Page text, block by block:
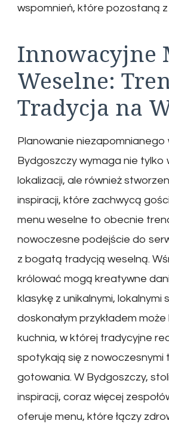
wspomnień, które pozostaną
Innowacyjne
Weselne:
Tradycja na
Planowanie niezapomnianego
Bydgoszczy wymaga nie tylko
lokalizacji, ale również
inspiracji, które zachwycą
menu weselne to obecnie
nowoczesne podejście do
z bogatą tradycją weselną.
królować mogą kreatywne
klasykę z unikalnymi, lokalnymi
doskonałym przykładem
kuchnia, w której tradycyjne
spotykają się z nowoczesnymi
gotowania. W Bydgoszczy,
inspiracji, coraz więcej
oferuje menu, które łączy